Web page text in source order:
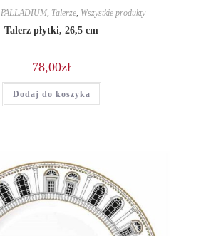
PALLADIUM, Talerze, Wszystkie produkty
Talerz płytki, 26,5 cm
78,00zł
Dodaj do koszyka